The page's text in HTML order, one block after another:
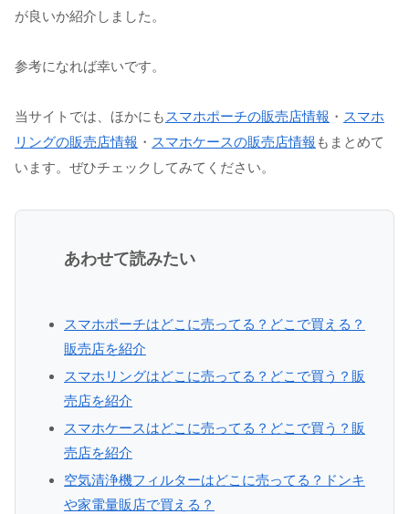
が良いか紹介しました。
参考になれば幸いです。
当サイトでは、ほかにも スマホポーチの販売店情報 ・ スマホ
リングの販売店情報 ・ スマホケースの販売店情報 もまとめて
います。ぜひチェックしてみてください。
あわせて読みたい
スマホポーチはどこに売ってる？どこで買える？
販売店を紹介
スマホリングはどこに売ってる？どこで買う？販
売店を紹介
スマホケースはどこに売ってる？どこで買う？販
売店を紹介
空気清浄機フィルターはどこに売ってる？ドンキ
や家電量販店で買える？